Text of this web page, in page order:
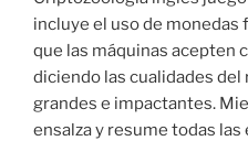
incluye el uso de monedas
que las máquinas acepten
diciendo las cualidades
grandes e impactantes.
ensalza y resume todas